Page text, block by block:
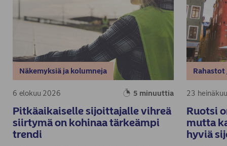
Näkemyksiä ja kolumneja
6 elokuu 2026 5 minuuttia
Pitkäaikaiselle sijoittajalle vihreä
siirtymä on kohinaa tärkeämpi
trendi
23
Ruotsi
mutta
hyviä